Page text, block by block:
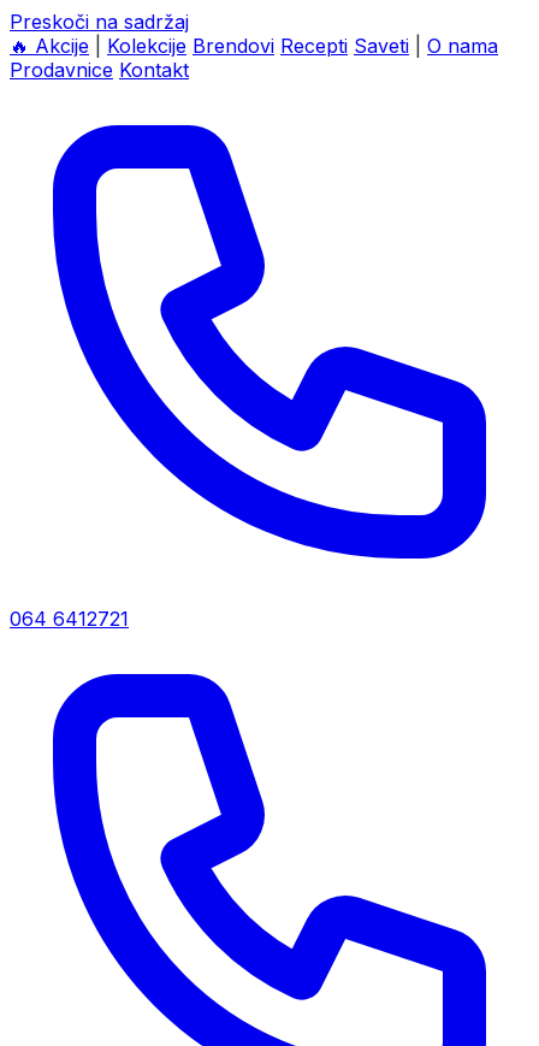
Preskoči na sadržaj
🔥 Akcije Kolekcije Brendovi Recepti Saveti
O nama
Prodavnice Kontakt
064 6412721